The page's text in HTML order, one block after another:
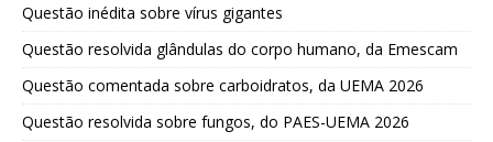
Questão inédita sobre vírus gigantes
Questão resolvida glândulas do corpo humano, da Emescam
Questão comentada sobre carboidratos, da UEMA 2026
Questão resolvida sobre fungos, do PAES-UEMA 2026